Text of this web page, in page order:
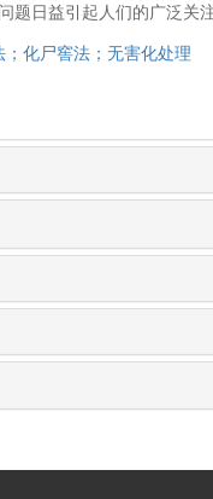
题日益引起人们的广泛
化尸窖法；无害化处理